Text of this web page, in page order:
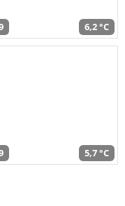
6,2 °C
5,7 °C